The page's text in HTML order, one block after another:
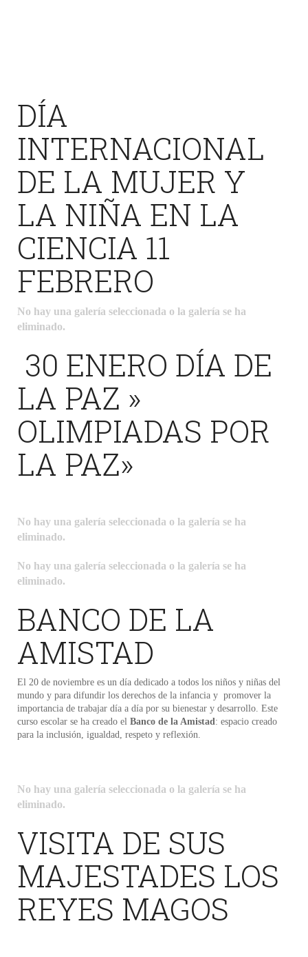
DÍA
INTERNACIONAL
DE LA MUJER Y
LA NIÑA EN LA
CIENCIA 11
FEBRERO
No hay una galería seleccionada o la galería se ha
eliminado.
30 ENERO DÍA DE
LA PAZ »
OLIMPIADAS POR
LA PAZ»
No hay una galería seleccionada o la galería se ha
eliminado.
No hay una galería seleccionada o la galería se ha
eliminado.
BANCO DE LA
AMISTAD
El 20 de noviembre es un día dedicado a todos los niños y niñas del
mundo y para difundir los derechos de la infancia y promover la
importancia de trabajar día a día por su bienestar y desarrollo. Este
curso escolar se ha creado el Banco de la Amistad: espacio creado
para la inclusión, igualdad, respeto y reflexión.
No hay una galería seleccionada o la galería se ha
eliminado.
VISITA DE SUS
MAJESTADES LOS
REYES MAGOS